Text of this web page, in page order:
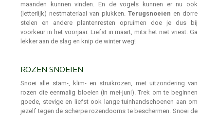
maanden kunnen vinden. En de vogels kunnen er nu ook
(letterlijk) nestmateriaal van plukken. Terugsnoeien en dorre
stelen en andere plantenresten opruimen doe je dus bij
voorkeur in het voorjaar. Liefst in maart, mits het niet vriest. Ga
lekker aan de slag en knip de winter weg!
ROZEN SNOEIEN
Snoei alle stam-, klim- en struikrozen, met uitzondering van
rozen die eenmalig bloeien (in mei-juni). Trek om te beginnen
goede, stevige en liefst ook lange tuinhandschoenen aan om
jezelf tegen de scherpe rozendoorns te beschermen. Snoei de